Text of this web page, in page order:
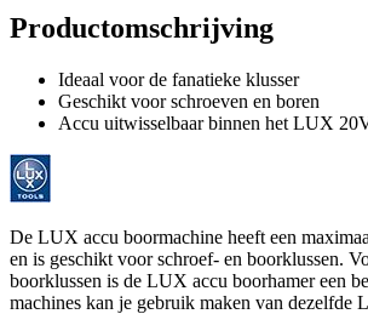
Productomschrijving
Ideaal voor de fanatieke klusser
Geschikt voor schroeven en boren
Accu uitwisselbaar binnen het LUX
De LUX accu boormachine heeft een
en is geschikt voor schroef- en boorklussen.
boorklussen is de LUX accu boorhamer een
machines kan je gebruik maken van dezelfde